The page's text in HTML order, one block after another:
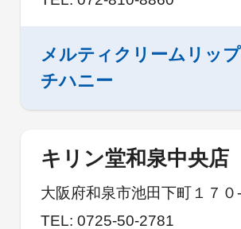
メルティクリームリッ
チハニー
キリン堂和泉中央店
大阪府和泉市池田下町１７０
TEL: 0725-50-2781